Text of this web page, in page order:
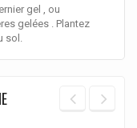
gel , ou
gelées . Plantez
sol.